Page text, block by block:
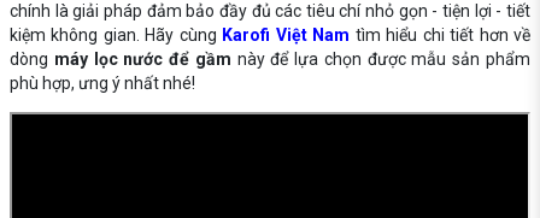
chính là giải pháp đảm bảo đầy đủ các tiêu chí nhỏ gọn - tiện lợi - tiết
kiệm không gian. Hãy cùng Karofi Việt Nam tìm hiểu chi tiết hơn về
dòng máy lọc nước để gầm này để lựa chọn được mẫu sản phẩm
phù hợp, ưng ý nhất nhé!